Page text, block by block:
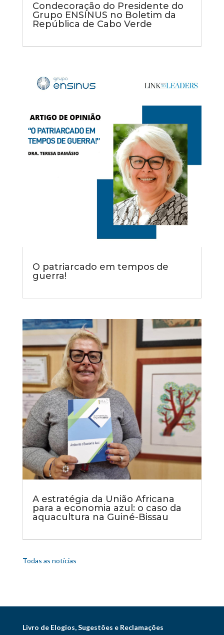
Condecoração do Presidente do
Grupo ENSINUS no Boletim da
República de Cabo Verde
O patriarcado em tempos de
guerra!
A estratégia da União Africana
para a economia azul: o caso da
aquacultura na Guiné-Bissau
Todas as notícias
Livro de Elogios, Sugestões e Reclamações